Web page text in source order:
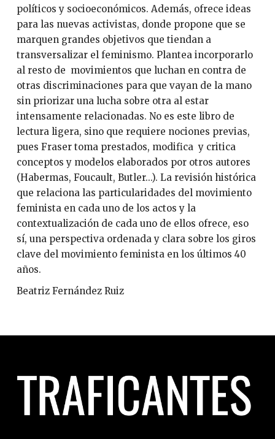
políticos y socioeconómicos. Además, ofrece ideas
para las nuevas activistas, donde propone que se
marquen grandes objetivos que tiendan a
transversalizar el feminismo. Plantea incorporarlo
al resto de movimientos que luchan en contra de
otras discriminaciones para que vayan de la mano
sin priorizar una lucha sobre otra al estar
intensamente relacionadas. No es este libro de
lectura ligera, sino que requiere nociones previas,
pues Fraser toma prestados, modifica y critica
conceptos y modelos elaborados por otros autores
(Habermas, Foucault, Butler...). La revisión histórica
que relaciona las particularidades del movimiento
feminista en cada uno de los actos y la
contextualización de cada uno de ellos ofrece, eso
sí, una perspectiva ordenada y clara sobre los giros
clave del movimiento feminista en los últimos 40
años.
Beatriz Fernández Ruiz